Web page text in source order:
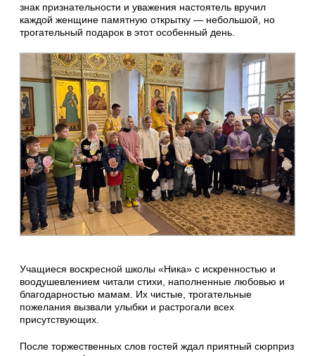
знак признательности и уважения настоятель вручил
каждой женщине памятную открытку — небольшой, но
трогательный подарок в этот особенный день.
Учащиеся воскресной школы «Ника» с искренностью и
воодушевлением читали стихи, наполненные любовью и
благодарностью мамам. Их чистые, трогательные
пожелания вызвали улыбки и растрогали всех
присутствующих.
После торжественных слов гостей ждал приятный сюрприз